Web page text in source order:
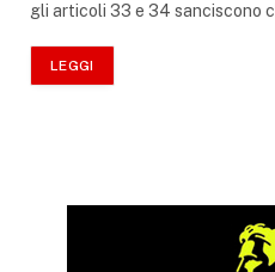
gli articoli 33 e 34 sanciscono
LEGGI